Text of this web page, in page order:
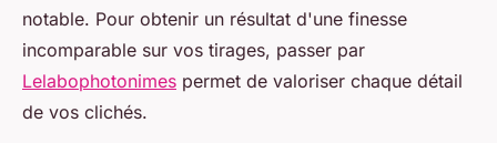
notable. Pour obtenir un résultat d'une finesse
incomparable sur vos tirages, passer par
Lelabophotonimes permet de valoriser chaque détail
de vos clichés.